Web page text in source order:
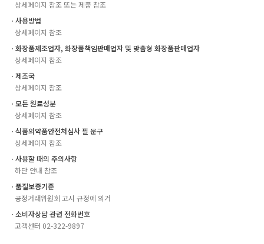
상세페이지 참조 또는 제품 참조
ㆍ사용방법
상세페이지 참조
ㆍ화장품제조업자, 화장품책임판매업자 및 맞춤형 화장품판매업자
상세페이지 참조
ㆍ제조국
상세페이지 참조
ㆍ모든 원료성분
상세페이지 참조
ㆍ식품의약품안전처심사 필 문구
상세페이지 참조
ㆍ사용할 때의 주의사항
하단 안내 참조
ㆍ품질보증기준
공정거래위원회 고시 규정에 의거
ㆍ소비자상담 관련 전화번호
고객센터 02-322-9897